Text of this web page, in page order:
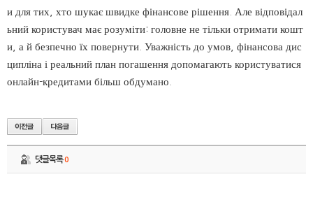
и для тих, хто шукає швидке фінансове рішення. Але відповідал
ьний користувач має розуміти: головне не тільки отримати кошт
и, а й безпечно їх повернути. Уважність до умов, фінансова дис
ципліна і реальний план погашення допомагають користуватися
онлайн-кредитами більш обдумано.
댓글목록0